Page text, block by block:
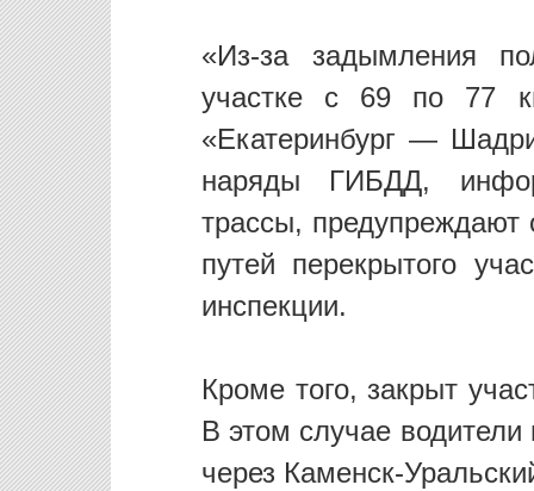
«Из-за задымления
участке с 69 по 77
«Екатеринбург —
наряды ГИБДД,
трассы,
путей перекрытого
инспекции.
Кроме того, закрыт
В этом случае водители
через Каменск-